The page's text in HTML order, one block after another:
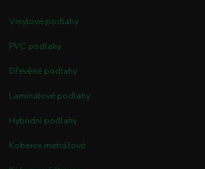
Vinylové podlahy
PVC podlahy
Dřevěné podlahy
Laminátové podlahy
Hybridní podlahy
Koberce metrážové